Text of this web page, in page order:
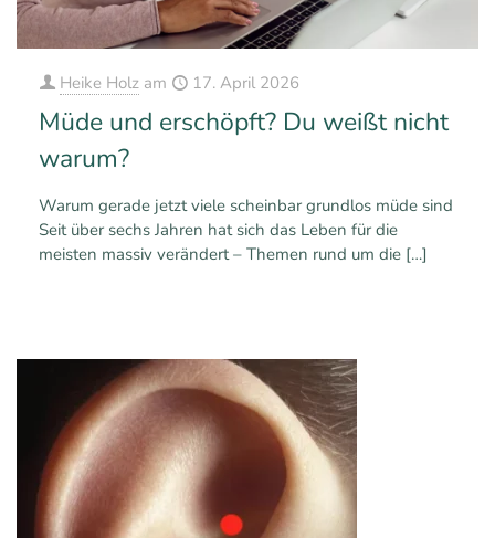
Heike Holz am 17. April 2026
Müde und erschöpft? Du weißt nicht
warum?
Warum gerade jetzt viele scheinbar grundlos müde sind
Seit über sechs Jahren hat sich das Leben für die
meisten massiv verändert – Themen rund um die […]